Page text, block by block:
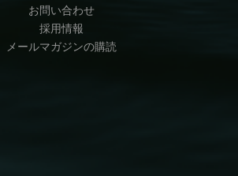
お問い合わせ
採用情報
メールマガジンの購読